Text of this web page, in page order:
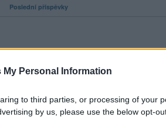
My Personal Information
to third parties, or processing of your
by us, please use the below opt-
Poslední příspěvky
profilů nelze zaručit, že fotografie a